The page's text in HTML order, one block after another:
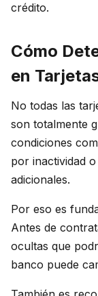
crédito.
Cómo
en
No todas las
son totalmente
condiciones
por inactividad
adicionales.
Por eso es
Antes de
ocultas que
banco puede